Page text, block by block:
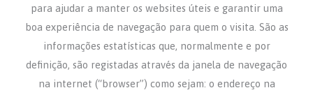
para ajudar a manter os websites úteis e garantir uma
boa experiência de navegação para quem o visita. São as
informações estatísticas que, normalmente e por
definição, são registadas através da janela de navegação
na internet (“browser”) como sejam: o endereço na